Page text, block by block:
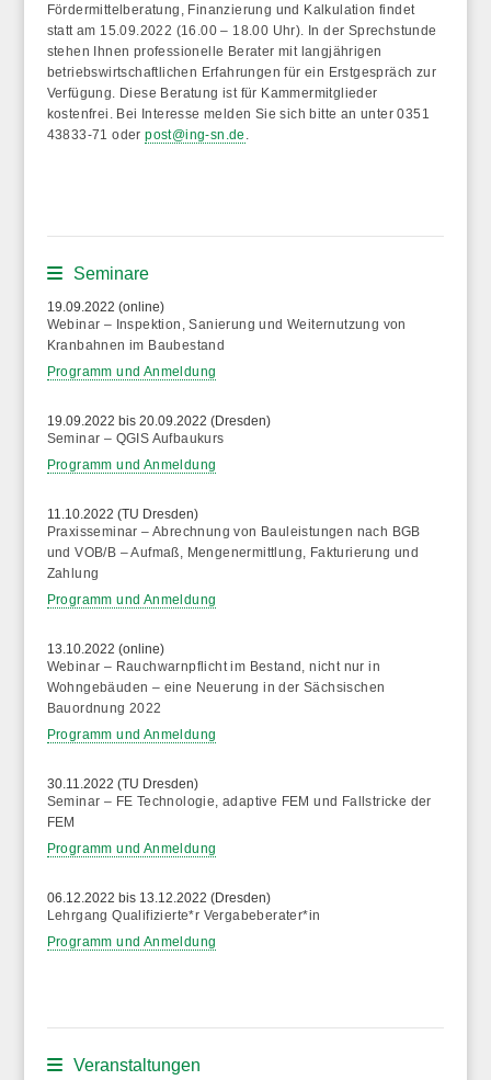
Fördermittelberatung, Finanzierung und Kalkulation findet
statt am 15.09.2022 (16.00 – 18.00 Uhr) . In der Sprechstunde
stehen Ihnen professionelle Berater mit langjährigen
betriebswirtschaftlichen Erfahrungen für ein Erstgespräch zur
Verfügung. Diese Beratung ist für Kammermitglieder
kostenfrei. Bei Interesse melden Sie sich bitte an unter 0351
43833-71 oderpost@ing-sn.de
Seminare
19.09.2022 (online)
Webinar – Inspektion, Sanierung und Weiternutzung von
Kranbahnen im Baubestand
Programm und Anmeldung
19.09.2022 bis 20.09.2022 (Dresden)
Seminar – QGIS Aufbaukurs
Programm und Anmeldung
11.10.2022 (TU Dresden)
Praxisseminar – Abrechnung von Bauleistungen nach BGB
und VOB/B – Aufmaß, Mengenermittlung, Fakturierung und
Zahlung
Programm und Anmeldung
13.10.2022 (online)
Webinar – Rauchwarnpflicht im Bestand, nicht nur in
Wohngebäuden – eine Neuerung in der Sächsischen
Bauordnung 2022
Programm und Anmeldung
30.11.2022 (TU Dresden)
Seminar – FE Technologie, adaptive FEM und Fallstricke der
FEM
Programm und Anmeldung
06.12.2022 bis 13.12.2022 (Dresden)
Lehrgang Qualifizierte*r Vergabeberater*in
Programm und Anmeldung
Veranstaltungen